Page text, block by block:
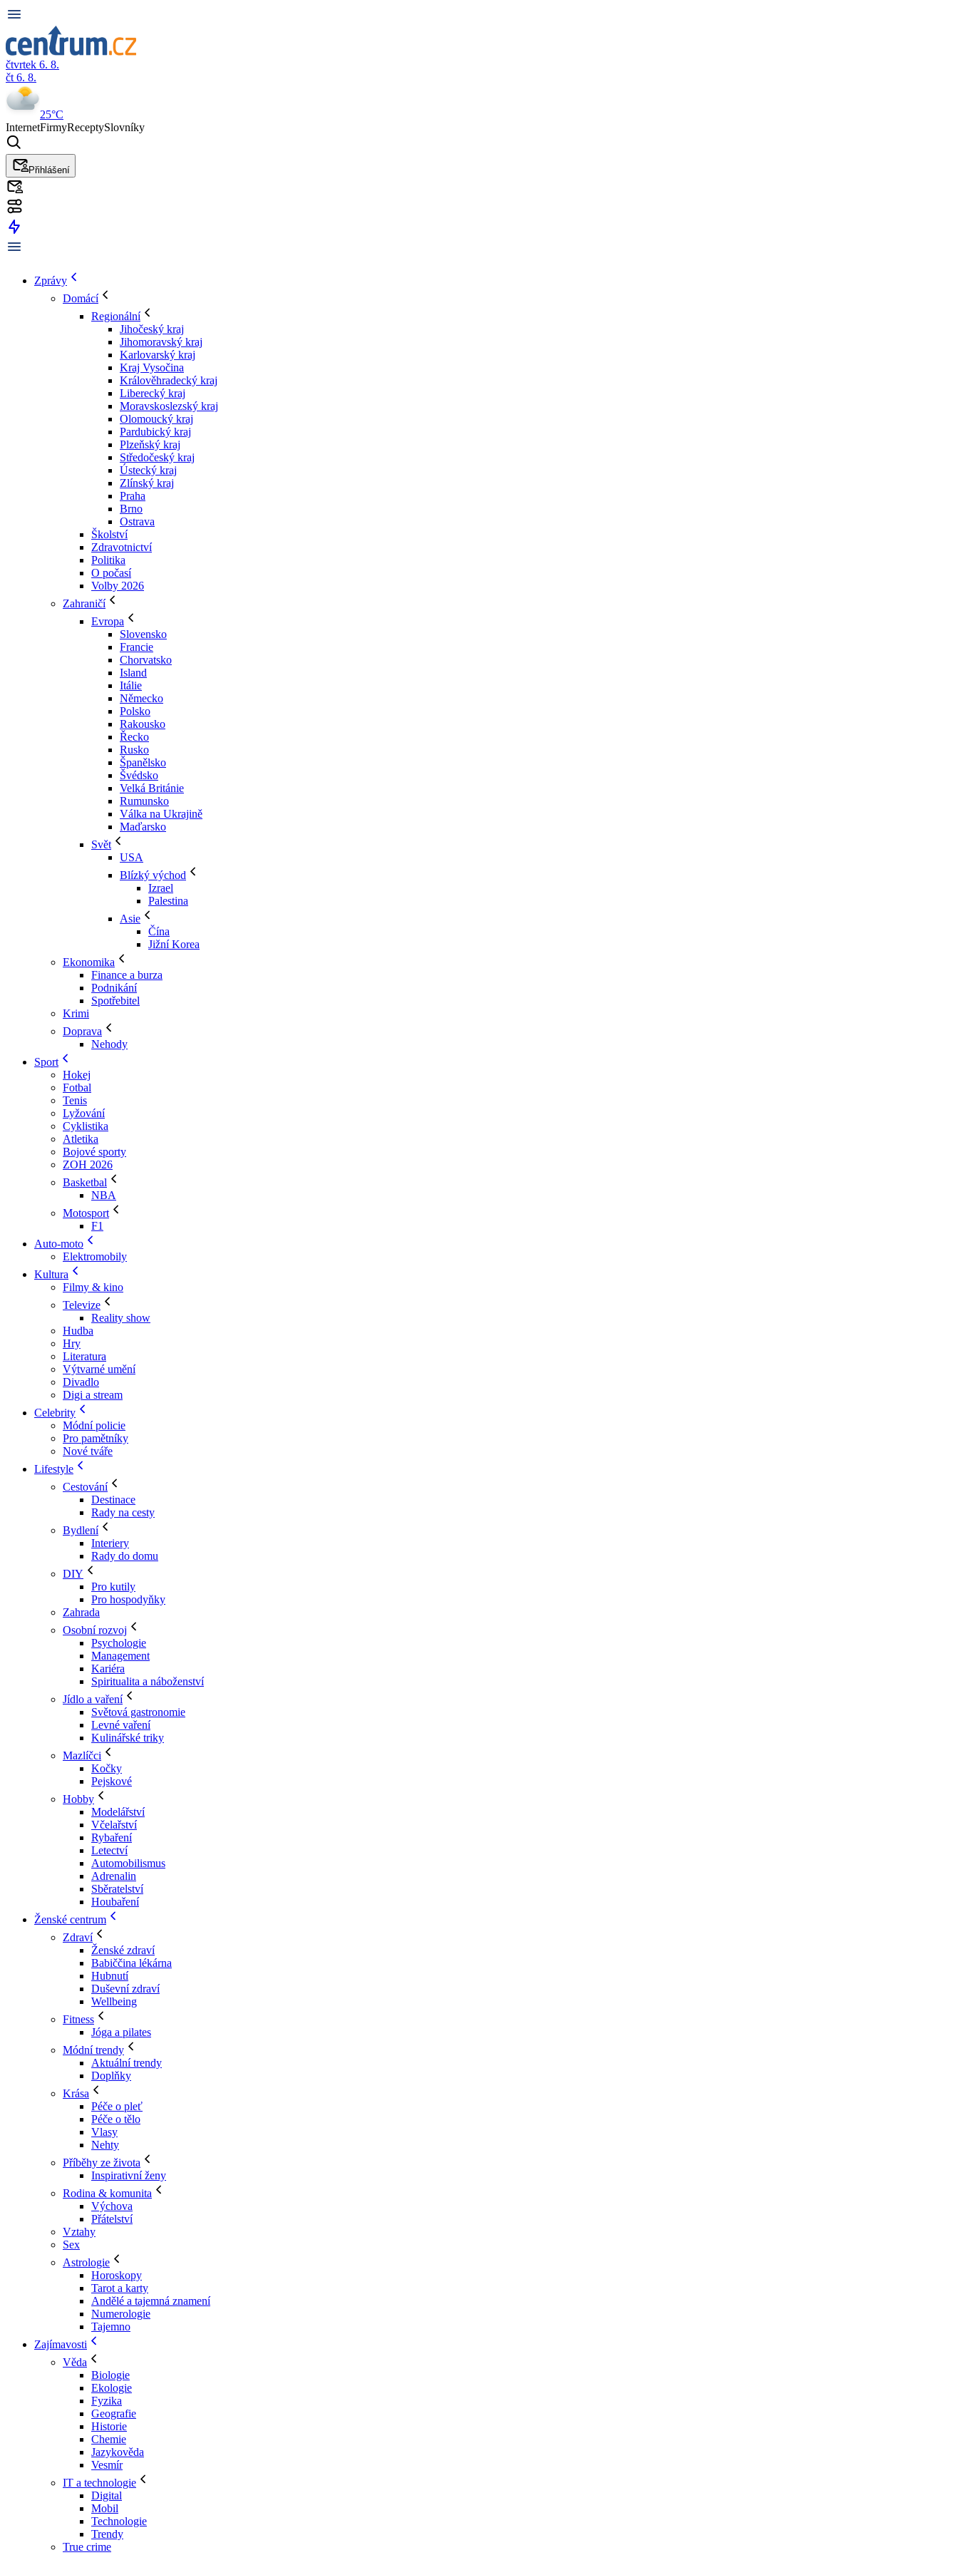
čtvrtek 6. 8.
čt 6. 8.
25°C
InternetFirmyReceptySlovníky
Přihlášení
Zprávy
Domácí
Regionální
Jihočeský kraj
Jihomoravský kraj
Karlovarský kraj
Kraj Vysočina
Králověhradecký kraj
Liberecký kraj
Moravskoslezský kraj
Olomoucký kraj
Pardubický kraj
Plzeňský kraj
Středočeský kraj
Ústecký kraj
Zlínský kraj
Praha
Brno
Ostrava
Školství
Zdravotnictví
Politika
O počasí
Volby 2026
Zahraničí
Evropa
Slovensko
Francie
Chorvatsko
Island
Itálie
Německo
Polsko
Rakousko
Řecko
Rusko
Španělsko
Švédsko
Velká Británie
Rumunsko
Válka na Ukrajině
Maďarsko
Svět
USA
Blízký východ
Izrael
Palestina
Asie
Čína
Jižní Korea
Ekonomika
Finance a burza
Podnikání
Spotřebitel
Krimi
Doprava
Nehody
Sport
Hokej
Fotbal
Tenis
Lyžování
Cyklistika
Atletika
Bojové sporty
ZOH 2026
Basketbal
NBA
Motosport
F1
Auto-moto
Elektromobily
Kultura
Filmy & kino
Televize
Reality show
Hudba
Hry
Literatura
Výtvarné umění
Divadlo
Digi a stream
Celebrity
Módní policie
Pro pamětníky
Nové tváře
Lifestyle
Cestování
Destinace
Rady na cesty
Bydlení
Interiery
Rady do domu
DIY
Pro kutily
Pro hospodyňky
Zahrada
Osobní rozvoj
Psychologie
Management
Kariéra
Spiritualita a náboženství
Jídlo a vaření
Světová gastronomie
Levné vaření
Kulinářské triky
Mazlíčci
Kočky
Pejskové
Hobby
Modelářství
Včelařství
Rybaření
Letectví
Automobilismus
Adrenalin
Sběratelství
Houbaření
Ženské centrum
Zdraví
Ženské zdraví
Babiččina lékárna
Hubnutí
Duševní zdraví
Wellbeing
Fitness
Jóga a pilates
Módní trendy
Aktuální trendy
Doplňky
Krása
Péče o pleť
Péče o tělo
Vlasy
Nehty
Příběhy ze života
Inspirativní ženy
Rodina & komunita
Výchova
Přátelství
Vztahy
Sex
Astrologie
Horoskopy
Tarot a karty
Andělé a tajemná znamení
Numerologie
Tajemno
Zajímavosti
Věda
Biologie
Ekologie
Fyzika
Geografie
Historie
Chemie
Jazykověda
Vesmír
IT a technologie
Digital
Mobil
Technologie
Trendy
True crime